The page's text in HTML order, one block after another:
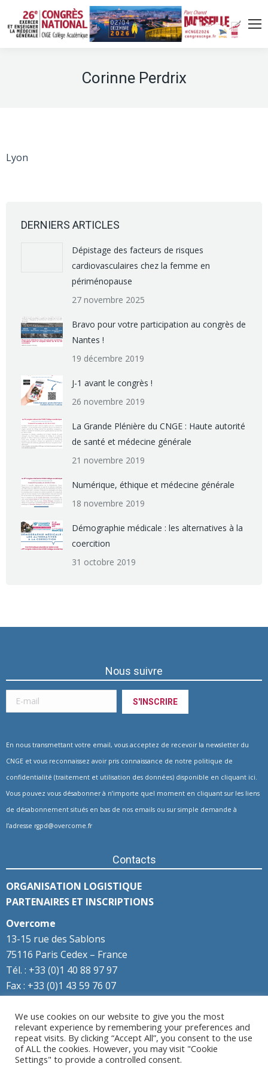
Corinne Perdrix
Lyon
DERNIERS ARTICLES
Dépistage des facteurs de risques
cardiovasculaires chez la femme en
périménopause
27 novembre 2025
Bravo pour votre participation au congrès de
Nantes !
19 décembre 2019
J-1 avant le congrès !
26 novembre 2019
La Grande Plénière du CNGE : Haute autorité
de santé et médecine générale
21 novembre 2019
Numérique, éthique et médecine générale
18 novembre 2019
Démographie médicale : les alternatives à la
coercition
31 octobre 2019
Nous suivre
En nous transmettant votre email, vous acceptez de recevoir la newsletter du
CNGE et vous reconnaissez avoir pris connaissance de notre politique de
confidentialité (traitement et utilisation des données) disponible en cliquant ici.
Vous pouvez vous désabonner à n’importe quel moment en cliquant sur les liens
de désabonnement situés en bas de nos emails ou sur simple demande à
l’adresse rgpd@overcome.fr
Contacts
ORGANISATION LOGISTIQUE
PARTENAIRES ET INSCRIPTIONS
Overcome
13-15 rue des Sablons
75116 Paris Cedex – France
Tél. : +33 (0)1 40 88 97 97
Fax : +33 (0)1 43 59 76 07
Éditions passées
Accédez aux archives
We use cookies on our website to give you the most
relevant experience by remembering your preferences and
repeat visits. By clicking “Accept All”, you consent to the use
of ALL the cookies. However, you may visit "Cookie
Settings" to provide a controlled consent.